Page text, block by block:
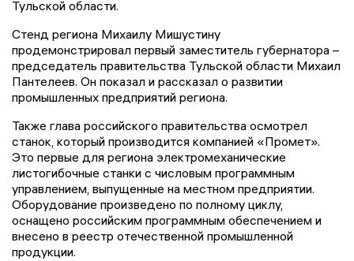
Тульской области.
Стенд региона Михаилу Мишустину
продемонстрировал первый заместитель губернатора –
председатель правительства Тульской области Михаил
Пантелеев. Он показал и рассказал о развитии
промышленных предприятий региона.
Также глава российского правительства осмотрел
станок, который производится компанией «Промет».
Это первые для региона электромеханические
листогибочные станки с числовым программным
управлением, выпущенные на местном предприятии.
Оборудование произведено по полному циклу,
оснащено российским программным обеспечением и
внесено в реестр отечественной промышленной
продукции.